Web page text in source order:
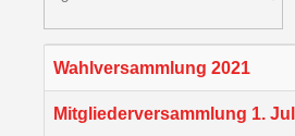
Wahlversammlung 2021
Mitgliederversammlung 1.